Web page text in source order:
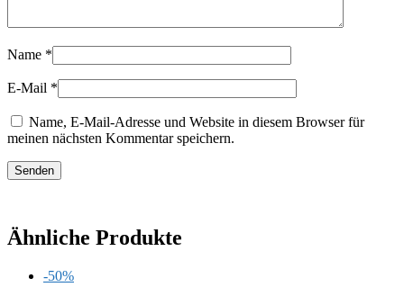
Name *
E-Mail *
Name, E-Mail-Adresse und Website in diesem Browser für
meinen nächsten Kommentar speichern.
Ähnliche Produkte
-50%